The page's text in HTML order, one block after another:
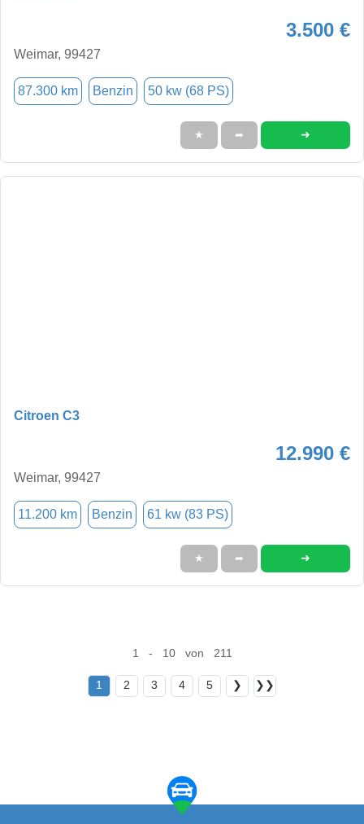
3.500 €
Weimar, 99427
87.300 km Benzin 50 kw (68 PS)
★ ➦ ➜
Citroen C3
12.990 €
Weimar, 99427
11.200 km Benzin 61 kw (83 PS)
★ ➦ ➜
1 - 10 von 211
1 2 3 4 5 ❯ ❯❯